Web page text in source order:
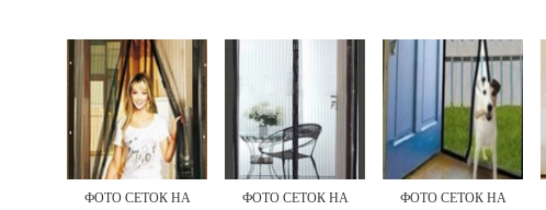
ФОТО СЕТОК НА
ФОТО СЕТОК НА
ФОТО СЕТОК НА